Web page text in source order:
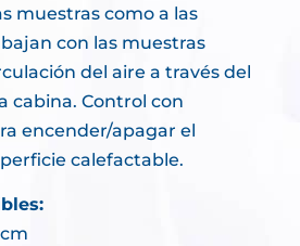
muestras como a las
con las muestras
del aire a través del
cabina. Control con
encender/apagar el
calefactable.